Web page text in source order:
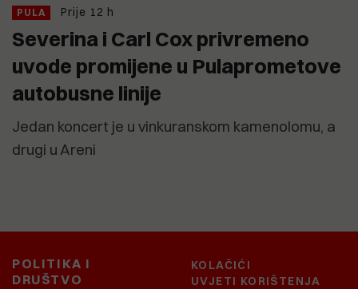
PULA Prije 12 h
Severina i Carl Cox privremeno
uvode promijene u Pulaprometove
autobusne linije
Jedan koncert je u vinkuranskom kamenolomu, a
drugi u Areni
POLITIKA I
DRUŠTVO
KOLAČIĆI
UVJETI KORIŠTENJA